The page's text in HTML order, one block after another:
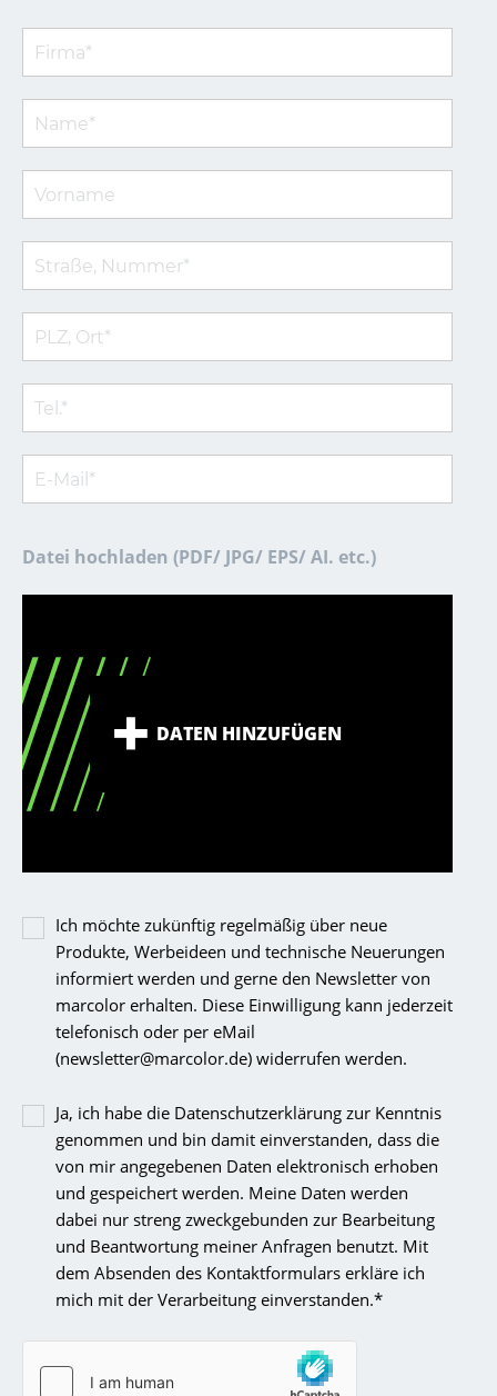
Datei hochladen (PDF/ JPG/ EPS/ AI. etc.)
DATEN HINZUFÜGEN
Ich möchte zukünftig regelmäßig über neue
Produkte, Werbeideen und technische Neuerungen
informiert werden und gerne den Newsletter von
marcolor erhalten. Diese Einwilligung kann jederzeit
telefonisch oder per eMail
(newsletter@marcolor.de) widerrufen werden.
Ja, ich habe die Datenschutzerklärung zur Kenntnis
genommen und bin damit einverstanden, dass die
von mir angegebenen Daten elektronisch erhoben
und gespeichert werden. Meine Daten werden
dabei nur streng zweckgebunden zur Bearbeitung
und Beantwortung meiner Anfragen benutzt. Mit
dem Absenden des Kontaktformulars erkläre ich
mich mit der Verarbeitung einverstanden.*